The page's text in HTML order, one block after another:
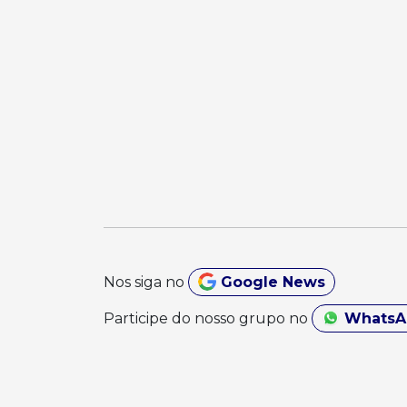
Nos siga no Google News
Participe do nosso grupo no